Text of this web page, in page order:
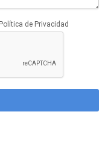
de Privacidad